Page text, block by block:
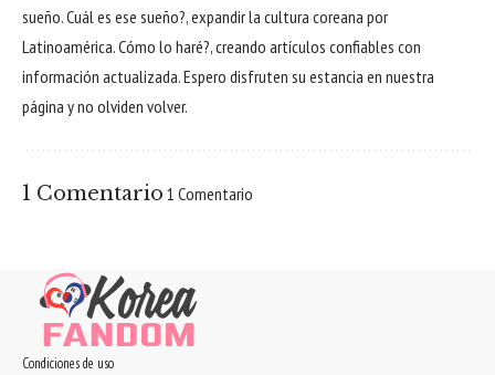
sueño. Cuál es ese sueño?, expandir la cultura coreana por
Latinoamérica. Cómo lo haré?, creando artículos confiables con
información actualizada. Espero disfruten su estancia en nuestra
página y no olviden volver.
1 Comentario 1 Comentario
Condiciones de uso